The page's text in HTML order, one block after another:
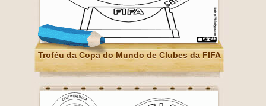
Troféu da Copa do Mundo de Clubes da FIFA